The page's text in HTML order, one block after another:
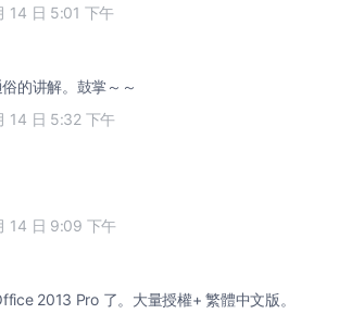
14 日 5:01 下午
的讲解。鼓掌～～
14 日 5:32 下午
14 日 9:09 下午
我已經在用 Office 2013 Pro 了。大量授權+ 繁體中文版。